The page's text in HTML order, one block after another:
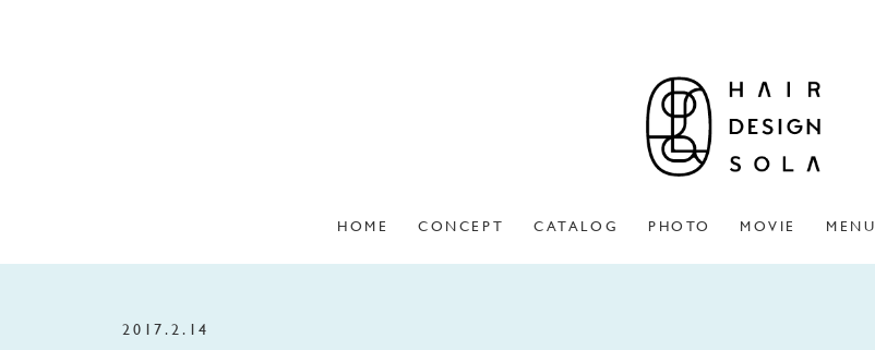
HOME CONCEPT CATALOG PHOTO MOVIE MENU
2017.2.14